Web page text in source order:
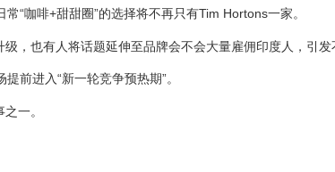
常“咖啡+甜甜圈”的选择将不再只有Tim Hortons一家。
，也有人将话题延伸至品牌会不会大量雇佣印度人，引发
前进入“新一轮竞争预热期”。
一。